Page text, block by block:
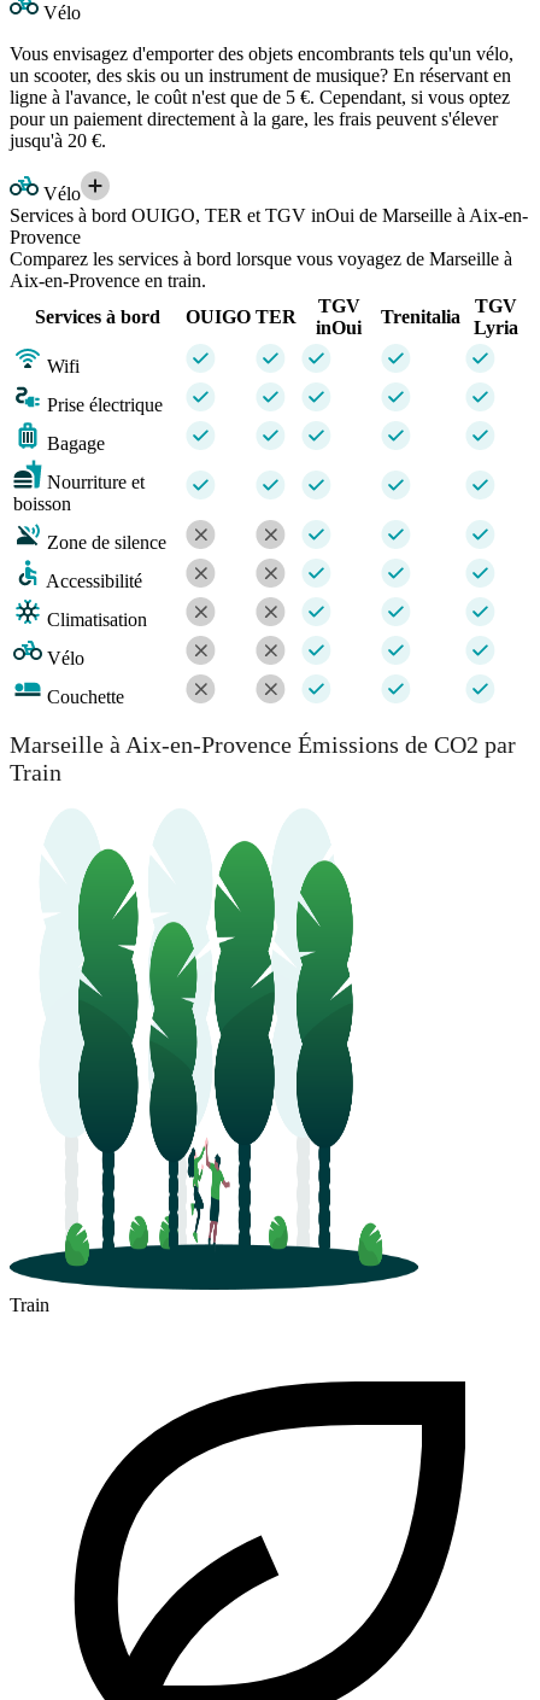
Vélo
Vous envisagez d'emporter des objets encombrants tels qu'un vélo,
un scooter, des skis ou un instrument de musique? En réservant en
ligne à l'avance, le coût n'est que de 5 €. Cependant, si vous optez
pour un paiement directement à la gare, les frais peuvent s'élever
jusqu'à 20 €.
Vélo
Services à bord OUIGO, TER et TGV inOui de Marseille à Aix-en-
Provence
Comparez les services à bord lorsque vous voyagez de Marseille à
Aix-en-Provence en train.
Services à bord
OUIGO TER
TGV
inOui
Trenitalia
TGV
Lyria
Wifi
Prise électrique
Bagage
Nourriture et
boisson
Zone de silence
Accessibilité
Climatisation
Vélo
Couchette
Marseille à Aix-en-Provence Émissions de CO2 par
Train
Train